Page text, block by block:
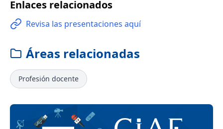
Enlaces relacionados
Revisa las presentaciones aquí
Áreas relacionadas
Profesión docente